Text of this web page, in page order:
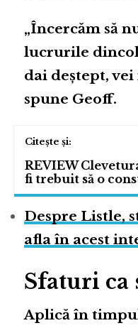
„Încercăm să
lucrurile
dai deștept,
spune Geoff.
REVIEW
fi trebuit să o
Despre Listle,
afla în acest
Sfaturi ca
Aplică în